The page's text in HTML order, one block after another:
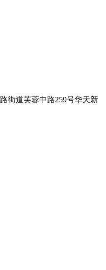
街道芙蓉中路259号华天新